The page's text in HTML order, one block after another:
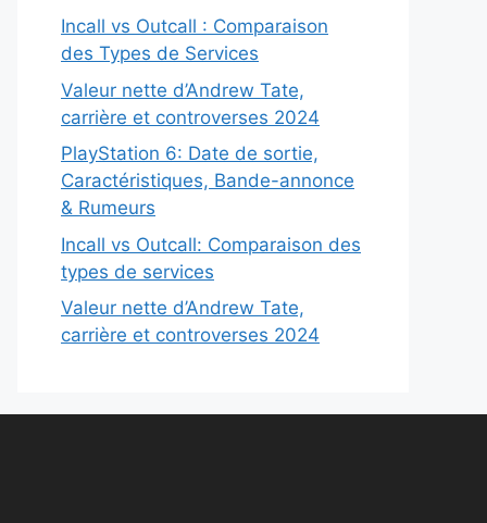
Incall vs Outcall : Comparaison
des Types de Services
Valeur nette d’Andrew Tate,
carrière et controverses 2024
PlayStation 6: Date de sortie,
Caractéristiques, Bande-annonce
& Rumeurs
Incall vs Outcall: Comparaison des
types de services
Valeur nette d’Andrew Tate,
carrière et controverses 2024